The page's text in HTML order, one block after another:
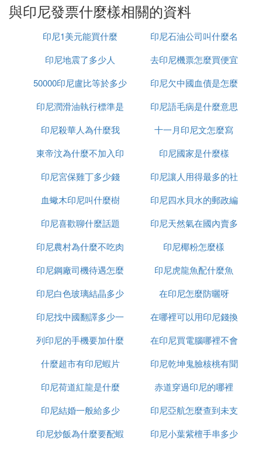
與印尼發票什麼樣相關的資料
印尼1美元能買什麼
印尼石油公司叫什麼名
字
印尼地震了多少人
去印尼機票怎麼買便宜
50000印尼盧比等於多少
人民幣
印尼欠中國血債是怎麼
回事
印尼潤滑油執行標準是
什麼
印尼語毛病是什麼意思
印尼殺華人為什麼我
十一月印尼文怎麼寫
東帝汶為什麼不加入印
尼
印尼國家是什麼樣
印尼宮保雞丁多少錢
印尼讓人用得最多的社
交軟體是什麼意思
血蠍木印尼叫什麼樹
印尼四水貝水的郵政編
碼是多少
印尼喜歡聊什麼話題
印尼天然氣在國內賣多
少錢
印尼農村為什麼不吃肉
印尼椰粉怎麼樣
印尼鋼廠司機待遇怎麼
樣
印尼虎龍魚配什麼魚
印尼白色玻璃結晶多少
錢一平方
在印尼怎麼防曬呀
印尼找中國翻譯多少一
天
在哪裡可以用印尼錢換
人民幣
列印尼的手機要加什麼
在印尼買電腦哪裡不會
受騙
什麼超市有印尼蝦片
印尼乾坤鬼臉核桃有聞
怎麼處理
印尼荷道紅龍是什麼
赤道穿過印尼的哪裡
印尼結婚一般給多少
印尼亞航怎麼查到未支
付訂單
印尼炒飯為什麼要配蝦
印尼小葉紫檀手串多少